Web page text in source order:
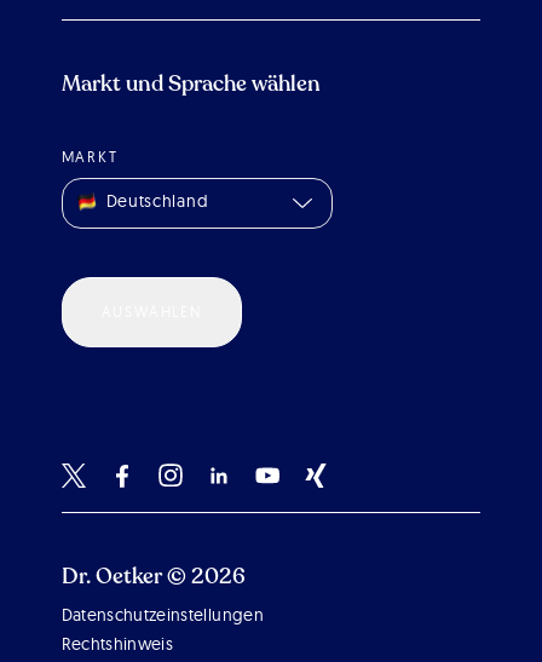
Markt und Sprache wählen
MARKT
Deutschland
Dr. Oetker © 2026
Datenschutzeinstellungen
Rechtshinweis